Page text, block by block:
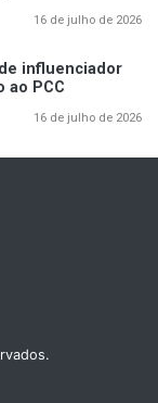
16 de julho de 2026
influenciador
ao PCC
16 de julho de 2026